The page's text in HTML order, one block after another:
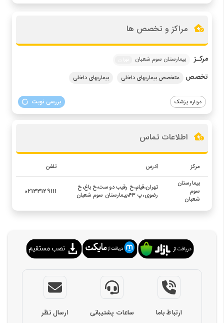
مراکز و تخصص ها
مرکـز بیمارستان سوم شعبان
تخصص متخصص بیماریهای داخلی بیماریهای داخلی
درباره پزشک بررسی نوبت
اطلاعات تماس
مرکز آدرس
تلفن
بیمارستان
سوم
شعبان
تهران،قیام،خ رقیب دوست،خ باغ،خ
رضوی،پ ۴۳،بیمارستان سوم شعبان
02133129111
ارتباط باما
ساعات پشتیبانی
ارسال نظر